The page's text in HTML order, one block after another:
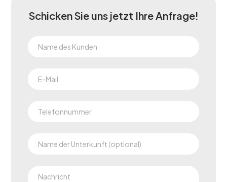
Schicken Sie uns jetzt Ihre Anfrage!